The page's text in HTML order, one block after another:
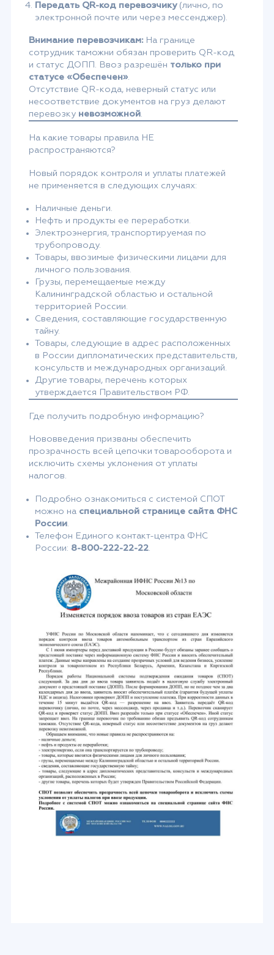
Передать QR-код перевозчику(лично, по
электронной почте или через мессенджер).
Внимание перевозчикам:На границе
сотрудник таможни обязан проверить QR-код
и статус ДОПП. Ввоз разрешён только при
статусе «Обеспечен».
Отсутствие QR-кода, неверный статус или
несоответствие документов на груз делают
перевозку невозможной.
На какие товары правила НЕ
распространяются?
Новый порядок контроля и уплаты платежей
не применяется в следующих случаях:
Наличные деньги.
Нефть и продукты ее переработки.
Электроэнергия, транспортируемая по
трубопроводу.
Товары, ввозимые физическими лицами для
личного пользования.
Грузы, перемещаемые между
Калининградской областью и остальной
территорией России.
Сведения, составляющие государственную
тайну.
Товары, следующие в адрес расположенных
в России дипломатических представительств,
консульств и международных организаций.
Другие товары, перечень которых
утверждается Правительством РФ.
Где получить подробную информацию?
Нововведения призваны обеспечить
прозрачность всей цепочки товарооборота и
исключить схемы уклонения от уплаты
налогов.
Подробно ознакомиться с системой СПОТ
можно на специальной странице сайта ФНС
России.
Телефон Единого контакт-центра ФНС
России: 8-800-222-22-22.